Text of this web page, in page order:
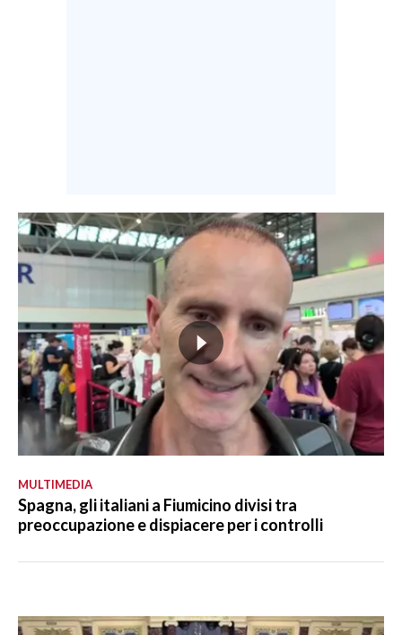
MULTIMEDIA
Spagna, gli italiani a Fiumicino divisi tra
preoccupazione e dispiacere per i controlli